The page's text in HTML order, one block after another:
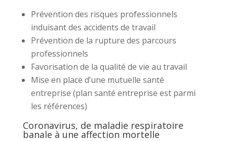
Prévention des risques professionnels
induisant des accidents de travail
Prévention de la rupture des parcours
professionnels
Favorisation de la qualité de vie au travail
Mise en place d’une mutuelle santé
entreprise (plan santé entreprise est parmi
les références)
Coronavirus, de maladie respiratoire
banale à une affection mortelle